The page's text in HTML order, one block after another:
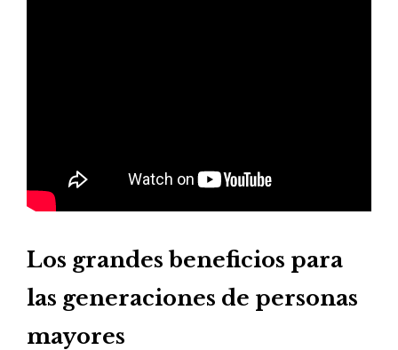
Los grandes beneficios para
las generaciones de personas
mayores